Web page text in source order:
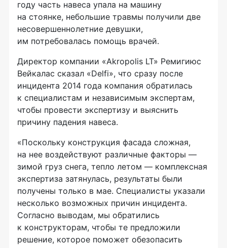
году часть навеса упала на машину
на стоянке, небольшие травмы получили две
несовершеннолетние девушки,
им потребовалась помощь врачей.
Директор компании «Akropolis LT» Ремигиюс
Вейкалас сказал «Delfi», что сразу после
инцидента 2014 года компания обратилась
к специалистам и независимым экспертам,
чтобы провести экспертизу и выяснить
причину падения навеса.
«Поскольку конструкция фасада сложная,
на нее воздействуют различные факторы —
зимой груз снега, тепло летом — комплексная
экспертиза затянулась, результаты были
получены только в мае. Специалисты указали
несколько возможных причин инцидента.
Согласно выводам, мы обратились
к конструкторам, чтобы те предложили
решение, которое поможет обезопасить